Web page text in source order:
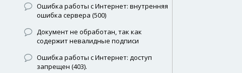
Ошибка работы с Интернет: внутренняя
ошибка сервера (500)
Документ не обработан, так как
содержит невалидные подписи
Ошибка работы с Интернет: доступ
запрещен (403).